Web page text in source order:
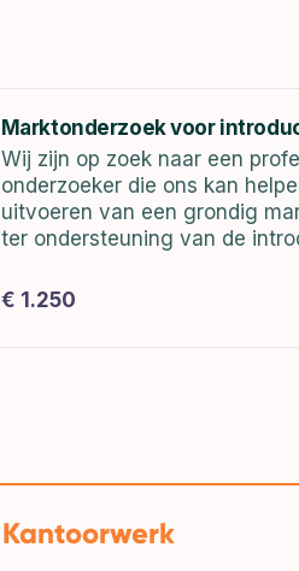
Marktonderzoek voor
nieuw product
Wij zijn op zoek naar een
onderzoeker die ons kan
uitvoeren van een grondig
ter ondersteuning van de
onderzoek is om inzicht te
€ 1.250
Kantoorwerk